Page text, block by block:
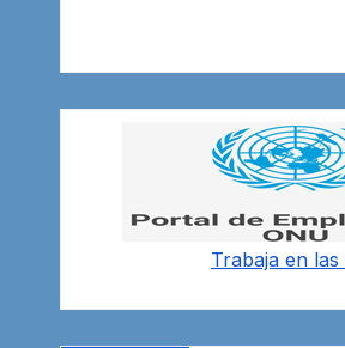
Trabaja en las